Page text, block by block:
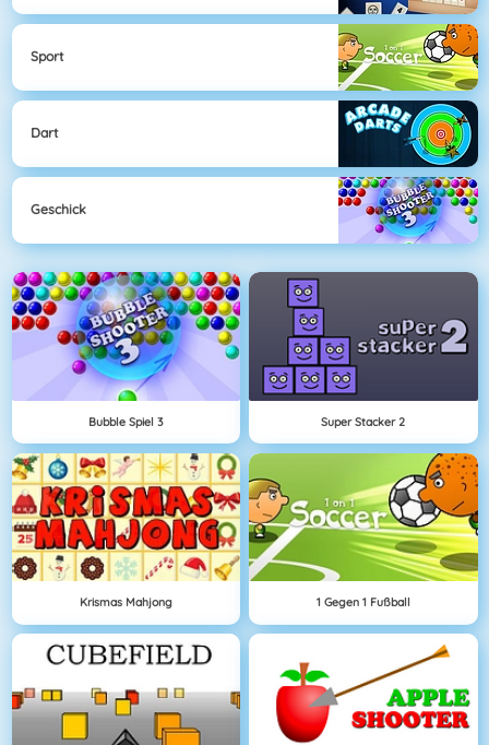
Sport
Dart
Geschick
Bubble Spiel 3 Super Stacker 2
Krismas Mahjong 1 Gegen 1 Fußball